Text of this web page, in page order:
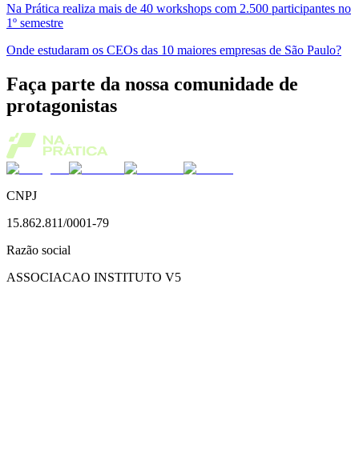
Na Prática realiza mais de 40 workshops com 2.500 participantes no
1º semestre
Onde estudaram os CEOs das 10 maiores empresas de São Paulo?
Faça parte da nossa comunidade de
protagonistas
CNPJ
15.862.811/0001-79
Razão social
ASSOCIACAO INSTITUTO V5